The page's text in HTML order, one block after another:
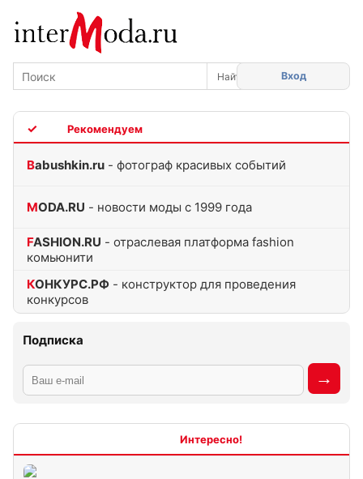
Вход
Babushkin.ru - фотограф красивых событий
MODA.RU - новости моды с 1999 года
FASHION.RU - отраслевая платформа fashion
комьюнити
КОНКУРС.РФ - конструктор для проведения
конкурсов
Подписка